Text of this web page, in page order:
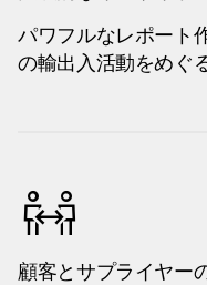
パワフルなレポート
の輸出入活動をめぐ
顧客とサプライヤー